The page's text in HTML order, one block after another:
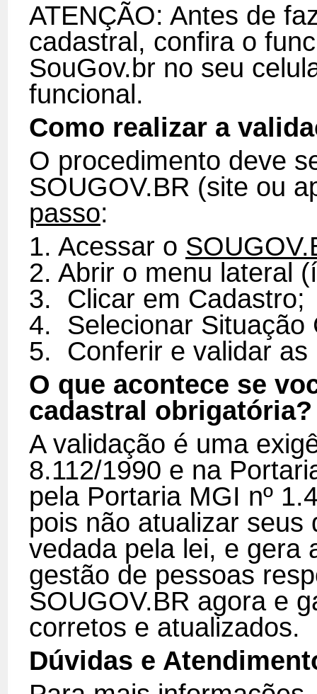
ATENÇÃO: Antes de
cadastral, confira o
SouGov.br no seu
funcional.
Como realizar a
O procedimento deve
SOUGOV.BR (site ou
passo:
1. Acessar o
2. Abrir o menu lateral
3. Clicar em Cadastro;
4. Selecionar Situação
5. Conferir e validar as
O que acontece se
cadastral obrigatória?
A validação é uma
8.112/1990 e na
pela Portaria MGI nº
pois não atualizar seus
vedada pela lei, e gera
gestão de pessoas
SOUGOV.BR agora e
corretos e atualizados.
Dúvidas e